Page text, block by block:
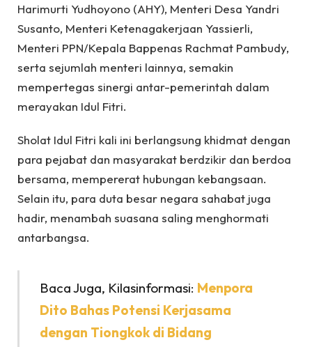
Harimurti Yudhoyono (AHY), Menteri Desa Yandri
Susanto, Menteri Ketenagakerjaan Yassierli,
Menteri PPN/Kepala Bappenas Rachmat Pambudy,
serta sejumlah menteri lainnya, semakin
mempertegas sinergi antar-pemerintah dalam
merayakan Idul Fitri.
Sholat Idul Fitri kali ini berlangsung khidmat dengan
para pejabat dan masyarakat berdzikir dan berdoa
bersama, mempererat hubungan kebangsaan.
Selain itu, para duta besar negara sahabat juga
hadir, menambah suasana saling menghormati
antarbangsa.
Baca Juga, Kilasinformasi: Menpora
Dito Bahas Potensi Kerjasama
dengan Tiongkok di Bidang